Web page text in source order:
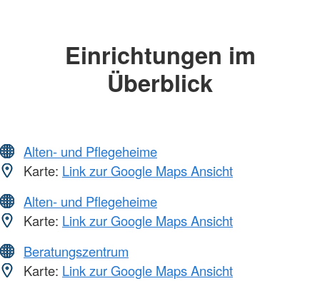
Einrichtungen im
Überblick
Alten- und Pflegeheime
Karte: Link zur Google Maps Ansicht
Alten- und Pflegeheime
Karte: Link zur Google Maps Ansicht
Beratungszentrum
Karte: Link zur Google Maps Ansicht